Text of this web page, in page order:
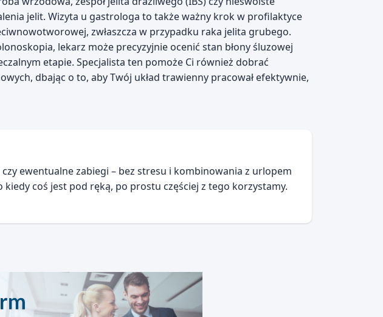
jelit. Wizyta u gastrologa to także ważny krok w profilaktyce
zwłaszcza w przypadku raka jelita grubego.
lekarz może precyzyjnie ocenić stan błony śluzowej
etapie. Specjalista ten pomoże Ci również dobrać
dbając o to, aby Twój układ trawienny pracował efektywnie,
ewentualne zabiegi – bez stresu i kombinowania z urlopem
coś jest pod ręką, po prostu częściej z tego korzystamy.